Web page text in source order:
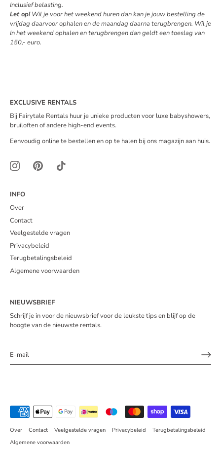
Inclusief belasting.
Let op!Wil je voor het weekend huren dan kan je jouw bestelling de
vrijdag daarvoor ophalen en de maandag daarna terugbrengen. Wil je
In het weekend ophalen en terugbrengen dan geldt een toeslag van
150,- euro.
EXCLUSIVE RENTALS
Bij Fairytale Rentals huur je unieke producten voor luxe babyshowers,
bruiloften of andere high-end events.
Eenvoudig online te bestellen en op te halen bij ons magazijn aan huis.
INFO
Over
Contact
Veelgestelde vragen
Privacybeleid
Terugbetalingsbeleid
Algemene voorwaarden
NIEUWSBRIEF
Schrijf je in voor de nieuwsbrief voor de leukste tips en blijf op de
hoogte van de nieuwste rentals.
Over Contact Veelgestelde vragen Privacybeleid
Terugbetalingsbeleid
Algemene voorwaarden